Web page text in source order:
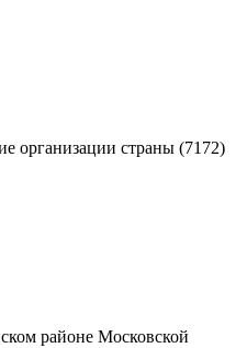
организации страны (7172)
районе Московской